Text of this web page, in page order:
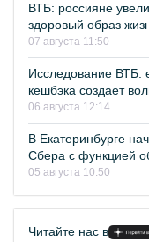
ВТБ: россияне
здоровый образ
07 августа 11:50
Исследование ВТБ:
кешбэка создает
06 августа 12:14
В Екатеринбурге
Сбера с функцией
05 августа 10:50
Читайте нас в